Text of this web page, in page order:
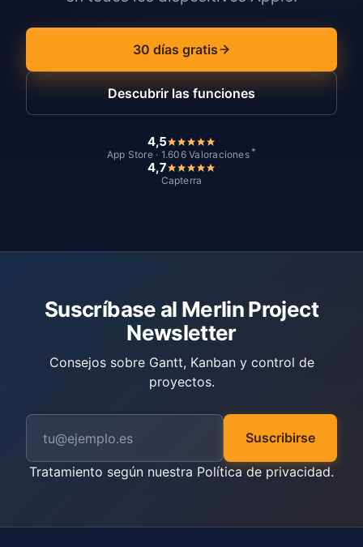
30 días gratis
Descubrir las funciones
4,5
App Store · 1.606 Valoraciones *
4,7
Capterra
Suscríbase al Merlin Project
Newsletter
Consejos sobre Gantt, Kanban y control de
proyectos.
Suscribirse
Tratamiento según nuestra Política de privacidad.